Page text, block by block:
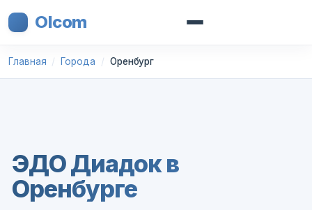
Olcom
Главная Города Оренбург
ЭДО Диадок в
Оренбурге